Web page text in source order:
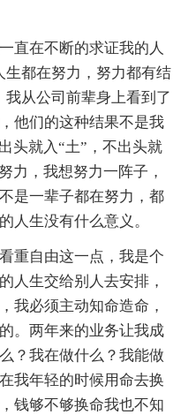
直在不断的求证我的人
生都在努力，努力都有结
从公司前辈身上看到了
他们的这种结果不是我
头就入“土”，不出头就
力，我想努力一阵子，
是一辈子都在努力，都
人生没有什么意义。
重自由这一点，我是个
人生交给别人去安排，
我必须主动知命造命，
。两年来的业务让我成
？我在做什么？我能做
我年轻的时候用命去换
钱够不够换命我也不知